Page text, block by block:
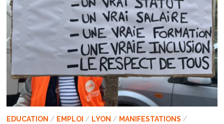
EDUCATION / EMPLOI / LYON / MANIFESTATIONS /